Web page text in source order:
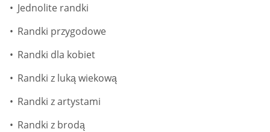
Jednolite randki
Randki przygodowe
Randki dla kobiet
Randki z luką wiekową
Randki z artystami
Randki z brodą